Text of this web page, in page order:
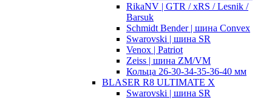
RikaNV | GTR / xRS / Lesnik /
Barsuk
Schmidt Bender | шина Convex
Swarovski | шина SR
Venox | Patriot
Zeiss | шина ZM/VM
Кольца 26-30-34-35-36-40 мм
BLASER R8 ULTIMATE X
Swarovski | шина SR